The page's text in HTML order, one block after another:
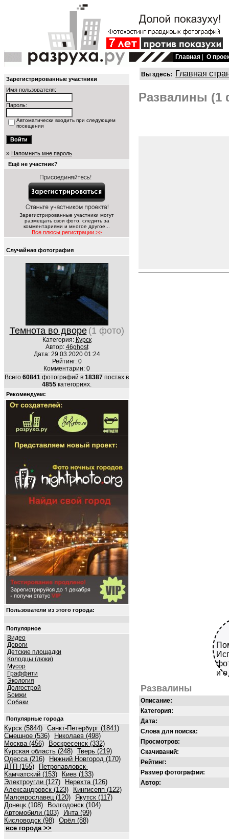
Главная О
Зарегистрированные участники
Имя пользователя:
Пароль:
Автоматически входить при следующем
посещении
» Напомнить мне пароль
Ещё не участник?
Зарегистрированные участники могут
размещать свои фото, следить за
комментариями и многое другое...
Все плюсы регистрации >>
Случайная фотография
Темнота во дворе (1 фото)
Категория: Курск
Автор: 46ghost
Дата: 29.03.2020 01:24
Рейтинг: 0
Комментарии: 0
Всего 60841 фотографий в 18387 постах в
4855 категориях.
Рекомендуем:
Пользователи из этого города:
Популярное
Видео
Дороги
Детские площадки
Колодцы (люки)
Мусор
Граффити
Экология
Долгострой
Бомжи
Собаки
Популярные города
Курск (5844) Санкт-Петербург (1841)
Смешное (536)
Николаев (498)
Москва (456)
Воскресенск (332)
Курская область (248) Тверь (219)
Одесса (216)
Нижний Новгород (170)
ДТП (155)
Петропавловск-
Камчатский (153)
Киев (133)
Электроугли (127)
Нерехта (126)
Александровск (123)
Кингисепп (122)
Малоярославец (120) Якутск (117)
Донецк (108)
Волгодонск (104)
Автомобили (103)
Инта (99)
Кисловодск (98) Орёл (88)
все города >>
Вы здесь: Главная
Развалины (1
и
Развалины
Описание:
Категория:
Дата:
Слова для поиска:
Просмотров:
Скачиваний:
Рейтинг:
Размер фотографии:
Автор: